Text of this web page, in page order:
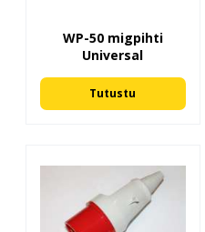
WP-50 migpihti
Universal
Tutustu